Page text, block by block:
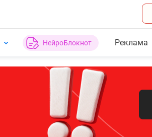
НейроБлокнот Реклама